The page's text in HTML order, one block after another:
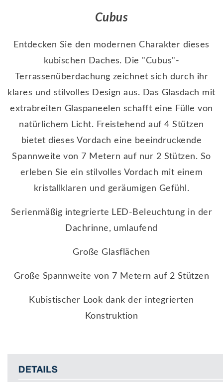
Cubus
Entdecken Sie den modernen Charakter dieses
kubischen Daches. Die "Cubus"-
Terrassenüberdachung zeichnet sich durch ihr
klares und stilvolles Design aus. Das Glasdach mit
extrabreiten Glaspaneelen schafft eine Fülle von
natürlichem Licht. Freistehend auf 4 Stützen
bietet dieses Vordach eine beeindruckende
Spannweite von 7 Metern auf nur 2 Stützen. So
erleben Sie ein stilvolles Vordach mit einem
kristallklaren und geräumigen Gefühl.
Serienmäßig integrierte LED-Beleuchtung in der
Dachrinne, umlaufend
Große Glasflächen
Große Spannweite von 7 Metern auf 2 Stützen
Kubistischer Look dank der integrierten
Konstruktion